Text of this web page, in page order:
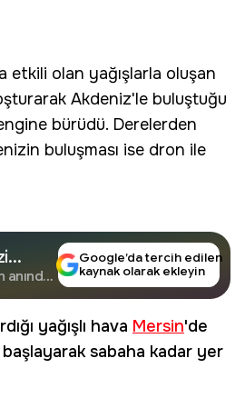
etkili olan yağışlarla oluşan
Akdeniz'le buluştuğu
bürüdü. Derelerden
buluşması ise dron ile
Google’da tercih edilen
kaynak olarak ekleyin
yağışlı hava Mersin'de
sabaha kadar yer